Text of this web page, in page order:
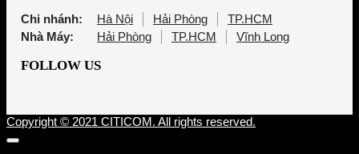
Chi nhánh: Hà Nội Hải Phòng
TP.HCM
Nhà Máy:
Hải Phòng TP.HCM Vĩnh Long
FOLLOW US
Copyright © 2021 CITICOM. All rights reserved.